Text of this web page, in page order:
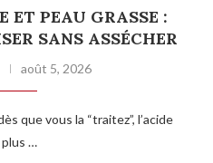
ET PEAU GRASSE :
SANS ASSÉCHER
août 5, 2026
que vous la “traitez”, l’acide
…